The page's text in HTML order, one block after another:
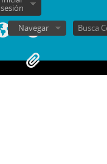
sesión
Navegar